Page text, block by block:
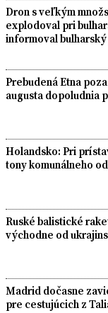
Dron s veľkým
explodoval pri
informoval
Prebudená Etna
augusta dopoludnia
Holandsko: Pri
tony komunálneho
Ruské balistické
východne od
Madrid dočasne
pre cestujúcich z